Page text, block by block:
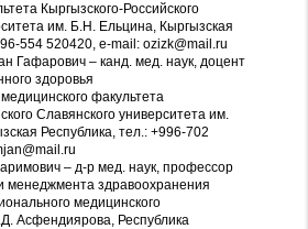
Кыргызского-Российского
им. Б.Н. Ельцина, Кыргызская
554 520420, e-mail: ozizk@mail.ru
Гафарович – канд. мед. наук, доцент
здоровья
факультета
Славянского университета им.
Республика, тел.: +996-702
– д-р мед. наук, профессор
менеджмента здравоохранения
медицинского
Асфендиярова, Республика